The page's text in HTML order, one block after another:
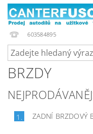
603584895
BRZDY
1. ZADNÍ BRZDOVÝ